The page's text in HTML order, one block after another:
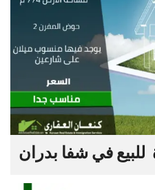
في شفا بدران